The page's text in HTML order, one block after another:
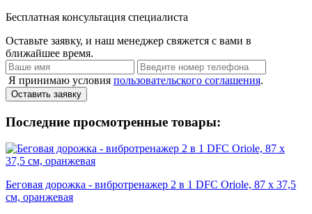
Бесплатная консультация специалиста
Оставьте заявку, и наш менеджер свяжется с вами в
ближайшее время.
Я принимаю условия пользовательского соглашения.
Оставить заявку
Последние просмотренные товары:
Беговая дорожка - вибротренажер 2 в 1 DFC Oriole, 87 х 37,5
см, оранжевая